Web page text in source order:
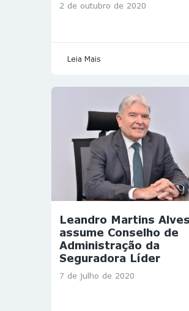
2 de outubro de 2020
Leia Mais
Leandro Martins Alves
assume Conselho de
Administração da
Seguradora Líder
7 de julho de 2020